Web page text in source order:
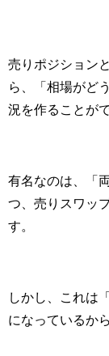
売りポジション
ら、「相場がど
況を作ることが
有名なのは、「
つ、売りスワッ
す。
しかし、これは
になっているか